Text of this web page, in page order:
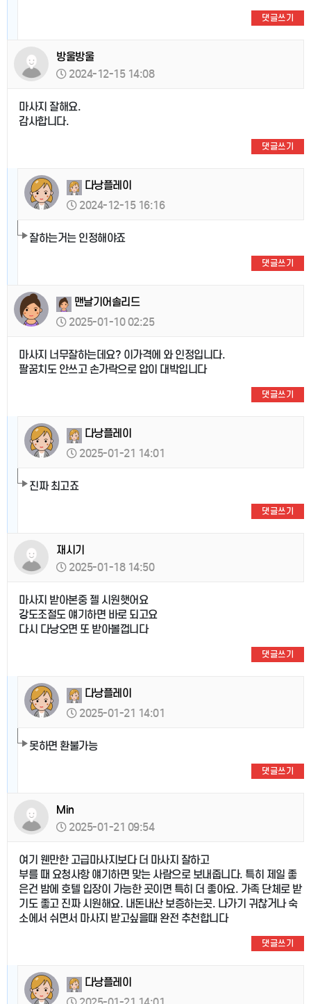
댓글쓰기
방울방울
2024-12-15 14:08
마사지 잘해요.
감사합니다.
댓글쓰기
다낭플레이
2024-12-15 16:16
잘하는거는 인정해야죠
댓글쓰기
맨날기어솔리드
2025-01-10 02:25
마사지 너무잘하는데요? 이가격에 와 인정입니다.
팔꿈치도 안쓰고 손가락으로 압이 대박입니다
댓글쓰기
다낭플레이
2025-01-21 14:01
진짜 최고죠
댓글쓰기
재시기
2025-01-18 14:50
마사지 받아본중 젤 시원햇어요
강도조절도 얘기하면 바로 되고요
다시 다낭오면 또 받아볼껍니다
댓글쓰기
다낭플레이
2025-01-21 14:01
못하면 환불가능
댓글쓰기
Min
2025-01-21 09:54
여기 웬만한 고급마사지보다 더 마사지 잘하고
부를 때 요청사항 얘기하면 맞는 사람으로 보내줍니다. 특히 제일 좋
은건 밤에 호텔 입장이 가능한 곳이면 특히 더 좋아요. 가족 단체로 받
기도 좋고 진짜 시원해요. 내돈내산 보증하는곳. 나가기 귀찮거나 숙
소에서 쉬면서 마사지 받고싶을때 완전 추천합니다
댓글쓰기
다낭플레이